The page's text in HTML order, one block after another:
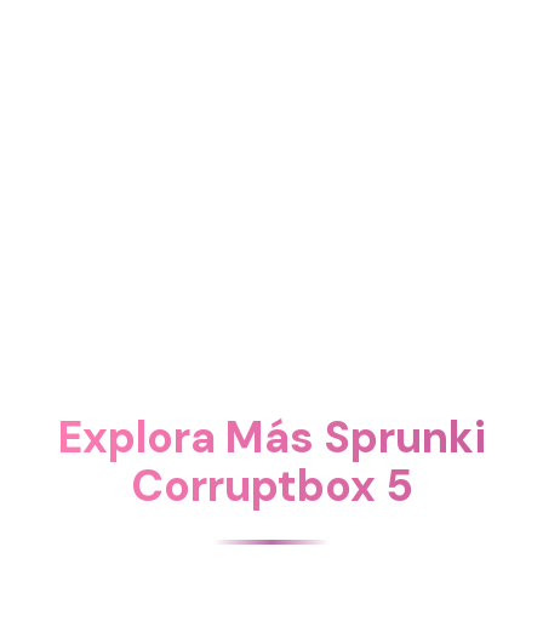
Explora Más Sprunki
Corruptbox 5